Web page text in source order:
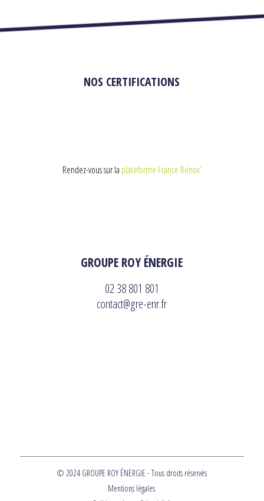
GROUPE ROY ÉNERGIE
02 38 801 801
contact@gre-enr.fr
NOS CERTIFICATIONS
Rendez-vous sur la plateforme France Rénov’
© 2024 GROUPE ROY ÉNERGIE - Tous droits réservés
Mentions légales